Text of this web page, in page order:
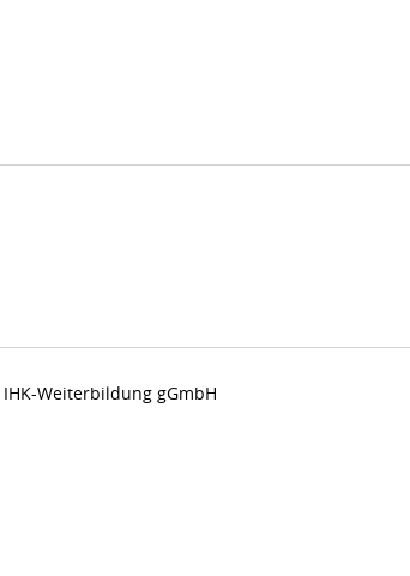
Weiterbildung gGmbH